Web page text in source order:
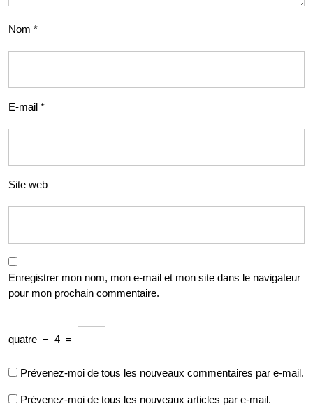
Nom *
E-mail *
Site web
Enregistrer mon nom, mon e-mail et mon site dans le navigateur
pour mon prochain commentaire.
quatre − 4 =
Prévenez-moi de tous les nouveaux commentaires par e-mail.
Prévenez-moi de tous les nouveaux articles par e-mail.